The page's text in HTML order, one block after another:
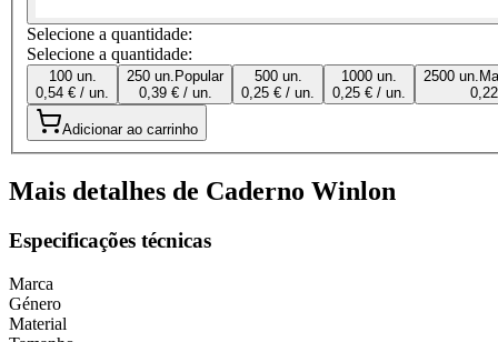
Selecione a quantidade:
Selecione a quantidade:
100 un.
0,54 € / un.
250 un. Popular
0,39 € / un.
500 un.
0,25 € / un.
1000 un.
0,25 € / un.
2500 un.
Adicionar ao carrinho
Mais detalhes de Caderno Winlon
Especificações técnicas
Marca
Género
Material